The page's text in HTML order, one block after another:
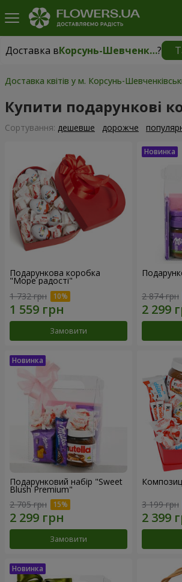
Доставка в Корсунь-Шевченківський?
Доставка вКорсунь-Шевченківський
Доставка квітів у м. Корсунь-
Купити подарункові
Сортування: дешевше дорожче
Подарункова коробка
"Море радості"
1 732 грн
Замовити
2 874 грн
Подарунковий набір "Sweet
Blush Premium"
2 705 грн
Замовити
3 199 грн